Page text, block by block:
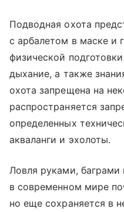
Подводная охота
с арбалетом в маске и
физической
дыхание, а также
охота запрещена на
распространяется
определенных
акваланги и эхолоты.
Ловля руками, баграми
в современном мире
но еще сохраняется в